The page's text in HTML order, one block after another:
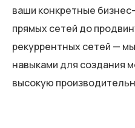
ваши конкретные
прямых сетей до
рекуррентных сетей —
навыками для создания
высокую